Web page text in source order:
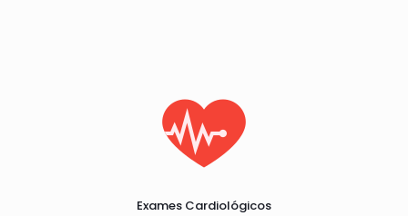
Exames Cardiológicos